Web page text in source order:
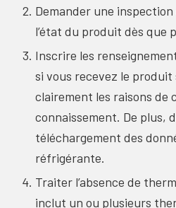
Demander une
l’état du produit dès que
Inscrire les
si vous recevez le
clairement les raisons de
connaissement. De plus,
téléchargement des
réfrigérante.
Traiter l’absence de
inclut un ou plusieurs